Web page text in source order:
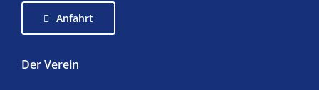
Anfahrt
Der Verein